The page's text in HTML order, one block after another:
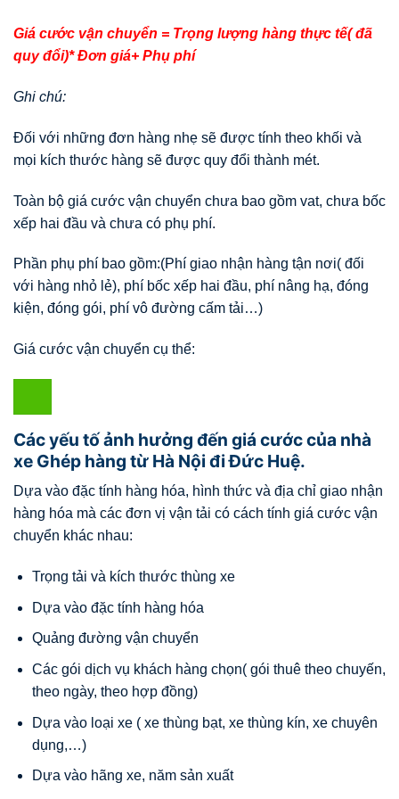
Giá cước vận chuyển = Trọng lượng hàng thực tế( đã
quy đổi)* Đơn giá+ Phụ phí
Ghi chú:
Đối với những đơn hàng nhẹ sẽ được tính theo khối và
mọi kích thước hàng sẽ được quy đổi thành mét.
Toàn bộ giá cước vận chuyển chưa bao gồm vat, chưa bốc
xếp hai đầu và chưa có phụ phí.
Phần phụ phí bao gồm:(Phí giao nhận hàng tận nơi( đối
với hàng nhỏ lẻ), phí bốc xếp hai đầu, phí nâng hạ, đóng
kiện, đóng gói, phí vô đường cấm tải…)
Giá cước vận chuyển cụ thể:
Các yếu tố ảnh hưởng đến giá cước của nhà
xe Ghép hàng từ Hà Nội đi Đức Huệ.
Dựa vào đặc tính hàng hóa, hình thức và địa chỉ giao nhận
hàng hóa mà các đơn vị vận tải có cách tính giá cước vận
chuyển khác nhau:
Trọng tải và kích thước thùng xe
Dựa vào đặc tính hàng hóa
Quảng đường vận chuyển
Các gói dịch vụ khách hàng chọn( gói thuê theo chuyến,
theo ngày, theo hợp đồng)
Dựa vào loại xe ( xe thùng bạt, xe thùng kín, xe chuyên
dụng,…)
Dựa vào hãng xe, năm sản xuất